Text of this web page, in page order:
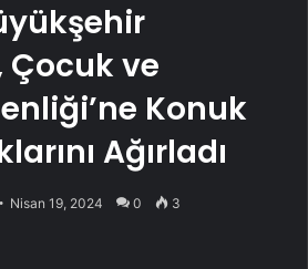
Çocuk ve
Konuk
Ağırladı
Nisan 19, 2024 0 3